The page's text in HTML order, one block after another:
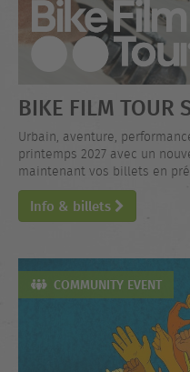
BIKE FILM TOUR
Urbain, aventure,
printemps 2027 avec un
maintenant vos billets en
Info & billets
COMMUNITY EVENT